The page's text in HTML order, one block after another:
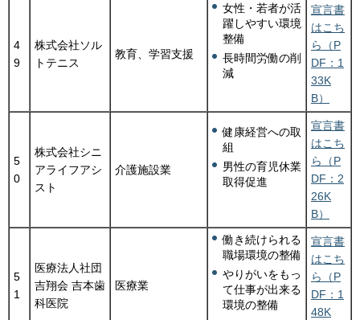
4
9
株式会社ソル
トテニス
教育、学習支援
女性・若者が活
躍しやすい環境
整備
長時間労働の削
減
宣言書
はこち
ら（P
DF：1
33K
B）
5
0
株式会社シニ
アライフアシ
スト
介護施設業
健康経営への取
組
男性の育児休業
取得促進
宣言書
はこち
ら（P
DF：2
26K
B）
5
1
医療法人社団
吉翔会 吉本歯
科医院
医療業
働き続けられる
職場環境の整備
やりがいをもっ
て仕事が出来る
環境の整備
宣言書
はこち
ら（P
DF：1
48K